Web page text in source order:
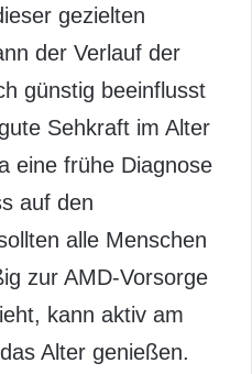
gezielten
der Verlauf der
günstig beeinflusst
Sehkraft im Alter
eine frühe Diagnose
auf den
alle Menschen
zur AMD-Vorsorge
kann aktiv am
Alter genießen.